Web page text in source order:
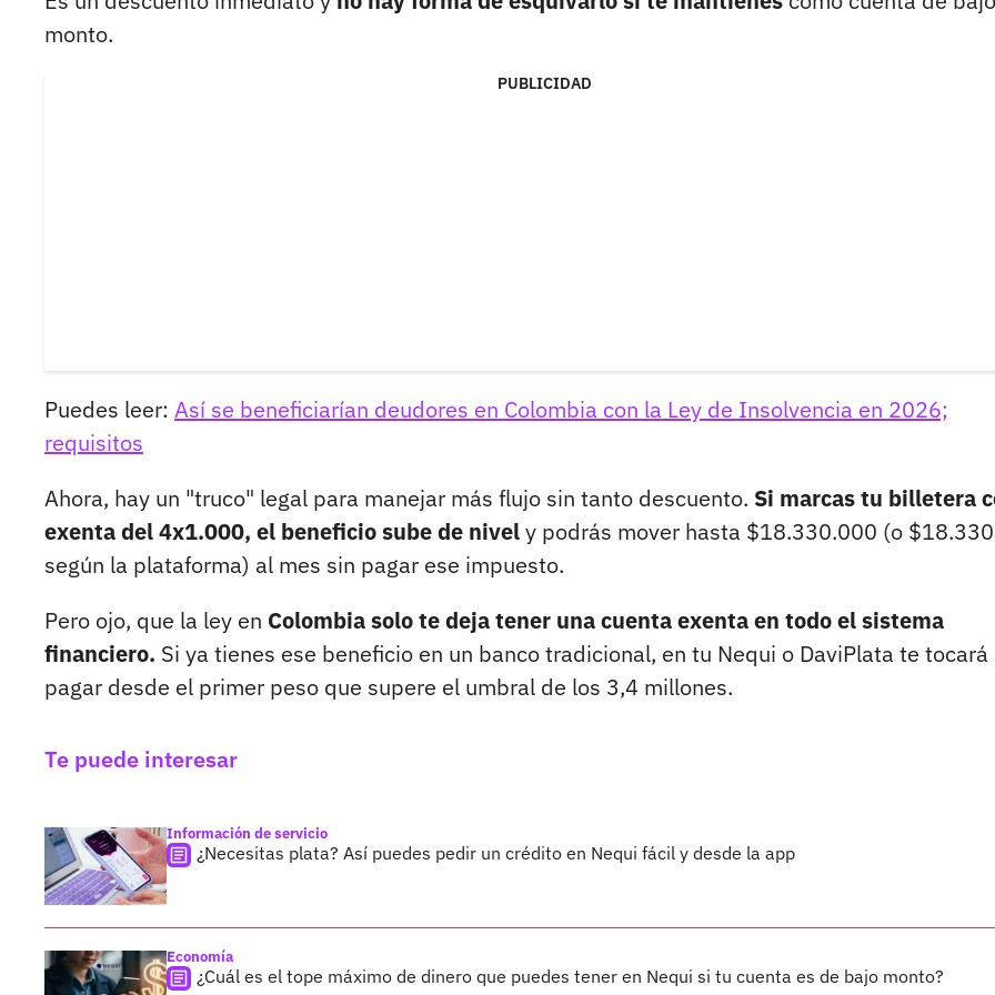
monto.
PUBLICIDAD
Puedes leer: Así se beneficiarían deudores en Colombia con la Ley de Insolvencia en 2026;
requisitos
Ahora, hay un "truco" legal para manejar más flujo sin tanto descuento. Si marcas tu billetera
exenta del 4x1.000, el beneficio sube de nively podrás mover hasta $18.330.000 (o
según la plataforma) al mes sin pagar ese impuesto.
Pero ojo, que la ley en Colombia solo te deja tener una cuenta exenta en todo el sistema
financiero. Si ya tienes ese beneficio en un banco tradicional, en tu Nequi o DaviPlata te tocará
pagar desde el primer peso que supere el umbral de los 3,4 millones.
Te puede interesar
Información de servicio
¿Necesitas plata? Así puedes pedir un crédito en Nequi fácil y desde la app
Economía
¿Cuál es el tope máximo de dinero que puedes tener en Nequi si tu cuenta es de bajo monto?